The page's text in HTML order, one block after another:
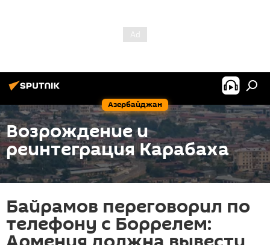
Азербайджан
Возрождение и
реинтеграция Карабаха
Байрамов переговорил по
телефону с Боррелем: